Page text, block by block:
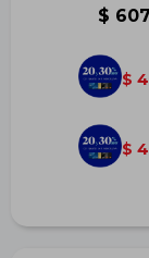
$ 607
$
$